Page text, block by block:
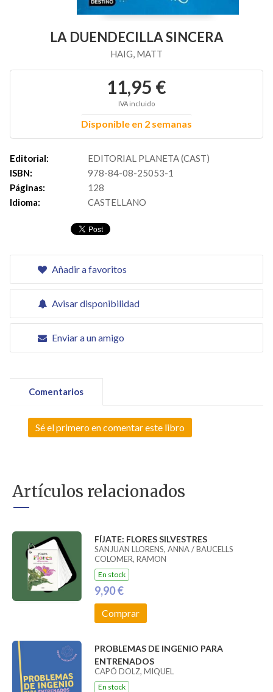
LA DUENDECILLA SINCERA
HAIG, MATT
11,95 €
IVA incluido
Disponible en 2 semanas
Editorial:
EDITORIAL PLANETA (CAST)
ISBN:
978-84-08-25053-1
Páginas:
128
Idioma:
CASTELLANO
Añadir a favoritos
Avisar disponibilidad
Enviar a un amigo
Comentarios
Sé el primero en comentar este libro
Artículos relacionados
FÍJATE: FLORES SILVESTRES
SANJUAN LLORENS, ANNA / BAUCELLS
COLOMER, RAMON
En stock
9,90 €
Comprar
PROBLEMAS DE INGENIO PARA
ENTRENADOS
CAPÓ DOLZ, MIQUEL
En stock